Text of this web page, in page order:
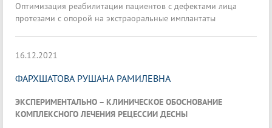
Оптимизация реабилитации пациентов с дефектами лица
протезами с опорой на экстраоральные имплантаты
16.12.2021
ФАРХШАТОВА РУШАНА РАМИЛЕВНА
ЭКСПЕРИМЕНТАЛЬНО – КЛИНИЧЕСКОЕ ОБОСНОВАНИЕ
КОМПЛЕКСНОГО ЛЕЧЕНИЯ РЕЦЕССИИ ДЕСНЫ